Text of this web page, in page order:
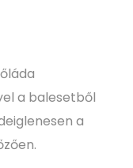
a balesetből
a